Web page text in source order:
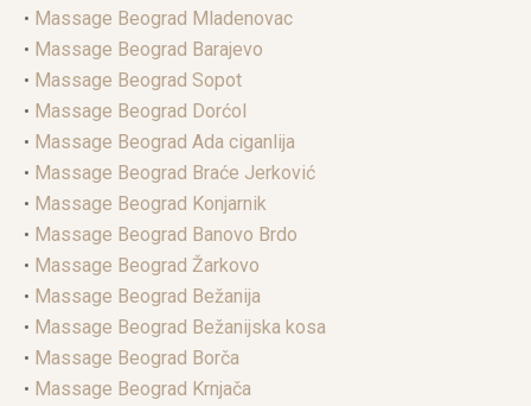
• Massage Beograd Mladenovac
• Massage Beograd Barajevo
• Massage Beograd Sopot
• Massage Beograd Dorćol
• Massage Beograd Ada ciganlija
• Massage Beograd Braće Jerković
• Massage Beograd Konjarnik
• Massage Beograd Banovo Brdo
• Massage Beograd Žarkovo
• Massage Beograd Bežanija
• Massage Beograd Bežanijska kosa
• Massage Beograd Borča
• Massage Beograd Krnjača